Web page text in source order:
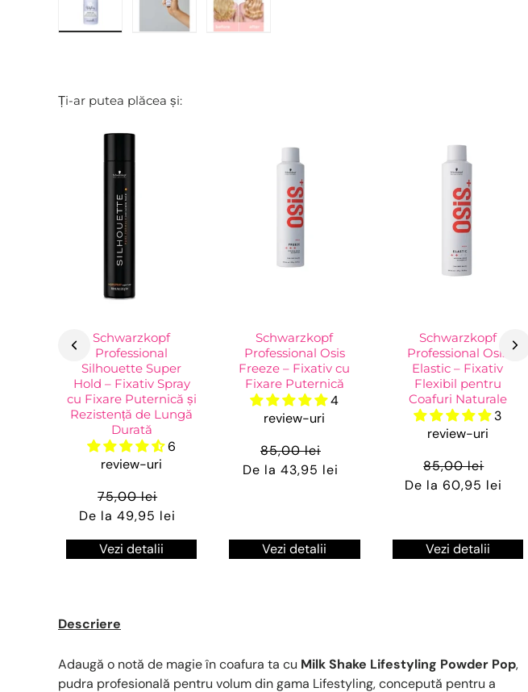
Ți-ar putea plăcea și:
Schwarzkopf
Professional
Silhouette Super
Hold – Fixativ Spray
cu Fixare Puternică și
Rezistență de Lungă
Durată
6
review-uri
75,00 lei
De la 49,95 lei
Vezi detalii
Schwarzkopf
Professional Osis
Freeze – Fixativ cu
Fixare Puternică
4
review-uri
85,00 lei
De la 43,95 lei
Vezi detalii
Schwarzkopf
Professional Osis
Elastic – Fixativ
Flexibil pentru
Coafuri Naturale
3
review-uri
85,00 lei
De la 60,95 lei
Vezi detalii
Descriere
Adaugă o notă de magie în coafura ta cu Milk Shake Lifestyling Powder Pop,
pudra profesională pentru volum din gama Lifestyling, concepută pentru a